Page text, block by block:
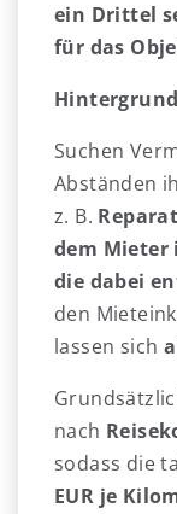
ein Drittel
für das
Hintergrund
Suchen
Abständen
z. B.
dem
die dabei
den
lassen sich
nach
sodass die
EUR je